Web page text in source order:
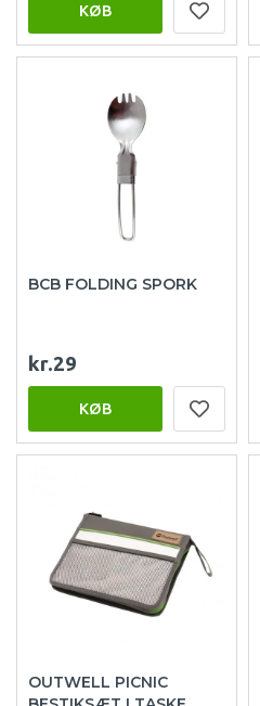
KØB
BCB FOLDING SPORK
kr.29
KØB
OUTWELL PICNIC